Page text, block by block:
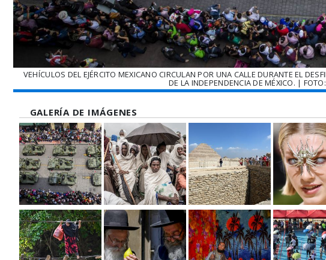
VEHÍCULOS DEL EJÉRCITO MEXICANO CIRCULAN POR UNA CALLE DURANTE EL
DE LA INDEPENDENCIA DE MÉXICO. |
GALERÍA DE IMÁGENES